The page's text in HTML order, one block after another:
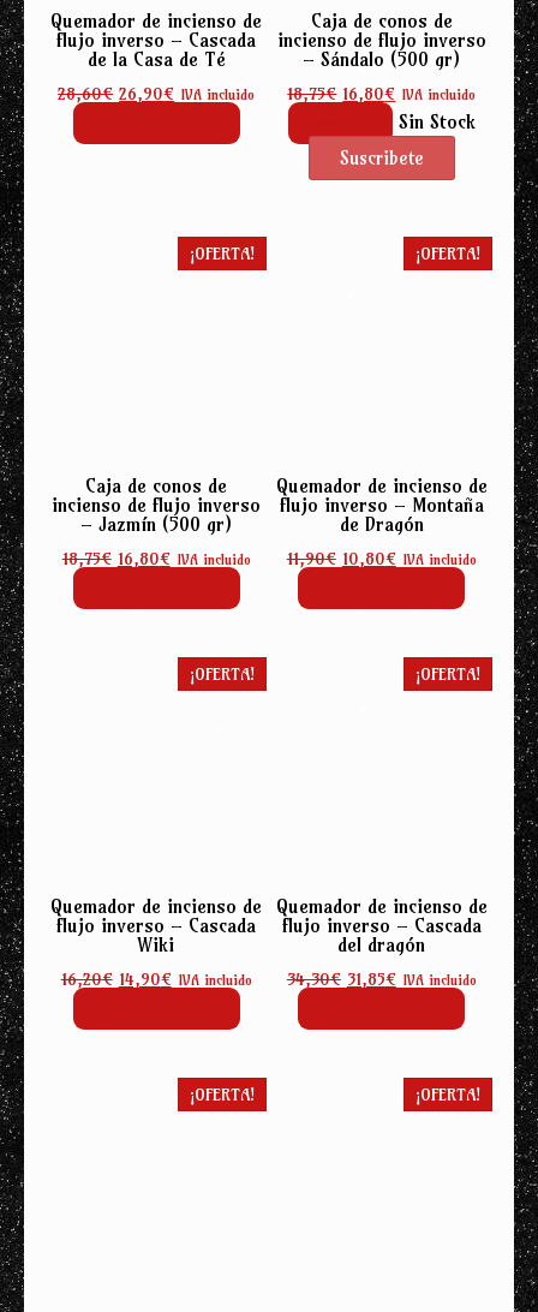
Quemador de incienso de
flujo inverso – Cascada
de la Casa de Té
28,60€ El
original
26,90€ El
actual
IVA incluido
Caja de conos de
incienso de flujo inverso
– Sándalo (500 gr)
18,75€ El
precio
original
era:
16,80€ El
precio
actual
es:
IVA incluido
Sin Stock
¡OFERTA!
Caja de conos de
incienso de flujo inverso
– Jazmín (500 gr)
18,75€ El
original
16,80€El
actual
16,80€.
IVA incluido
¡OFERTA!
Quemador de incienso de
flujo inverso – Montaña
de Dragón
11,90€ El
original
10,80€El
actual
10,80€.
IVA incluido
¡OFERTA!
Quemador de incienso de
flujo inverso – Cascada
Wiki
16,20€ El
original
14,90€El
actual
14,90€.
IVA incluido
¡OFERTA!
Quemador de incienso de
flujo inverso – Cascada
del dragón
34,30€ El
original
34,30€.
31,85€El
actual
31,85€.
IVA incluido
¡OFERTA! ¡OFERTA!